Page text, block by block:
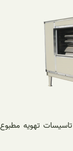
تهویه مطبوع